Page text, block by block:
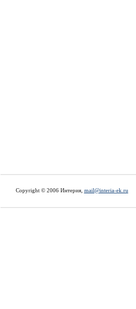
Copyright © 2006 Интерия, mail@interia-ek.ru